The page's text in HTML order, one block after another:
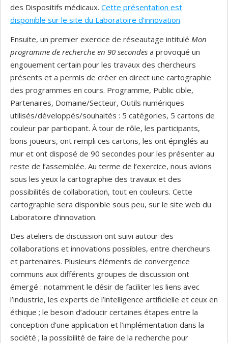
des Dispositifs médicaux. Cette présentation est
disponible sur le site du Laboratoire d’innovation.
Ensuite, un premier exercice de réseautage intitulé Mon
programme de recherche en 90 secondes a provoqué un
engouement certain pour les travaux des chercheurs
présents et a permis de créer en direct une cartographie
des programmes en cours. Programme, Public cible,
Partenaires, Domaine/Secteur, Outils numériques
utilisés/développés/souhaités : 5 catégories, 5 cartons de
couleur par participant. À tour de rôle, les participants,
bons joueurs, ont rempli ces cartons, les ont épinglés au
mur et ont disposé de 90 secondes pour les présenter au
reste de l’assemblée. Au terme de l’exercice, nous avions
sous les yeux la cartographie des travaux et des
possibilités de collaboration, tout en couleurs. Cette
cartographie sera disponible sous peu, sur le site web du
Laboratoire d’innovation.
Des ateliers de discussion ont suivi autour des
collaborations et innovations possibles, entre chercheurs
et partenaires. Plusieurs éléments de convergence
communs aux différents groupes de discussion ont
émergé : notamment le désir de faciliter les liens avec
l’industrie, les experts de l’intelligence artificielle et ceux en
éthique ; le besoin d’adoucir certaines étapes entre la
conception d’une application et l’implémentation dans la
société ; la possibilité de faire de la recherche pour